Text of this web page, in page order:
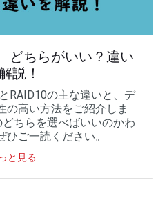
どちらがいい？違い
説！
RAID10の主な違いと、デ
の高い方法をご紹介しま
ちらを選べばいいのかわ
ご一読ください。
と見る